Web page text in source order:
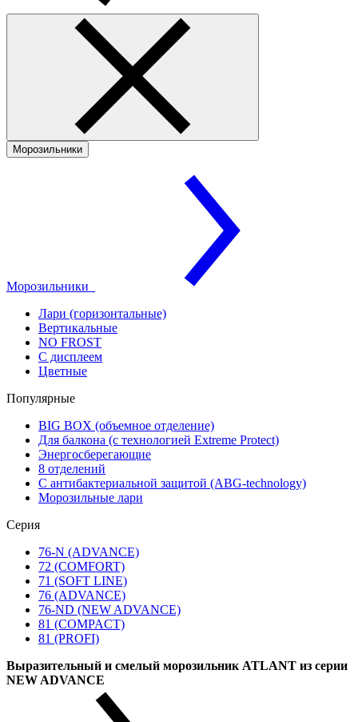
Морозильники
Морозильники
Лари (горизонтальные)
Вертикальные
NO FROST
С дисплеем
Цветные
Популярные
BIG BOX (объемное отделение)
Для балкона (с технологией Extreme Protect)
Энергосберегающие
8 отделений
С антибактериальной защитой (ABG-technology)
Морозильные лари
Серия
76-N (ADVANCE)
72 (COMFORT)
71 (SOFT LINE)
76 (ADVANCE)
76-ND (NEW ADVANCE)
81 (COMPACT)
81 (PROFI)
Выразительный и смелый морозильник ATLANT из серии
NEW ADVANCE